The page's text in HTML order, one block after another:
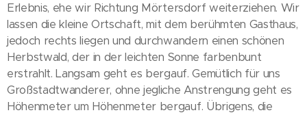
Erlebnis, ehe wir Richtung Mörtersdorf weiterziehen. Wir
lassen die kleine Ortschaft, mit dem berühmten Gasthaus,
jedoch rechts liegen und durchwandern einen schönen
Herbstwald, der in der leichten Sonne farbenbunt
erstrahlt. Langsam geht es bergauf. Gemütlich für uns
Großstadtwanderer, ohne jegliche Anstrengung geht es
Höhenmeter um Höhenmeter bergauf. Übrigens, die